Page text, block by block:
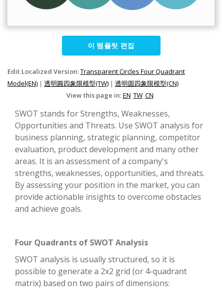
이 템플릿 편집
Edit Localized Version:Transparent Circles Four Quadrant
Model(EN) | 透明圓四象限模型(TW) | 透明圆四象限模型(CN)
View this page in:EN TW CN
SWOT stands for Strengths, Weaknesses,
Opportunities and Threats. Use SWOT analysis for
business planning, strategic planning, competitor
evaluation, product development and many other
areas. It is an assessment of a company's
strengths, weaknesses, opportunities, and threats.
By assessing your position in the market, you can
provide actionable insights to overcome obstacles
and achieve goals.
Four Quadrants of SWOT Analysis
SWOT analysis is usually structured, so it is
possible to generate a 2x2 grid (or 4-quadrant
matrix) based on two pairs of dimensions: